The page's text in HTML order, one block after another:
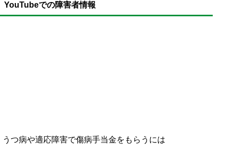
YouTubeでの障害者情報
うつ病や適応障害で傷病手当金をもらうには
社労士に依頼することで確実に受給する
内臓疾患は障害年金の対象